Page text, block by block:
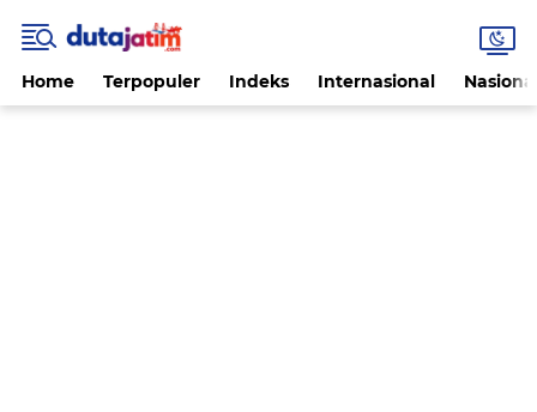
Home Terpopuler Indeks Internasional